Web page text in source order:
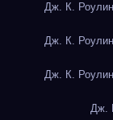
Дж. К.
Дж. К.
Дж. К.
Дж.